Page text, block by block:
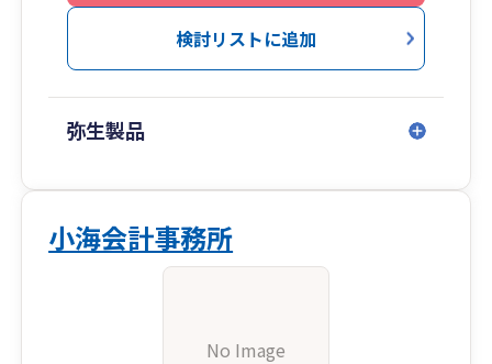
検討リストに追加
弥生製品
小海会計事務所
No Image